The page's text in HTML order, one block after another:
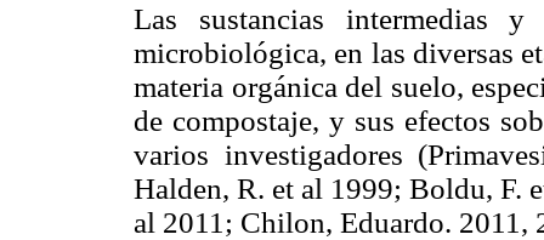
Las sustancias intermedias
microbiológica, en las diversas
materia orgánica del suelo,
de compostaje, y sus efectos
varios investigadores
Halden, R. et al 1999; Boldu, F.
al 2011; Chilon, Eduardo.